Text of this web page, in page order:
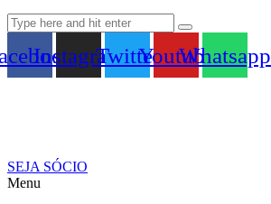
InstagramTwitterYoutubeWhatsapp
SEJA SÓCIO
Menu